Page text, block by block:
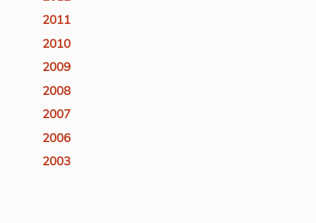
2011
2010
2009
2008
2007
2006
2003